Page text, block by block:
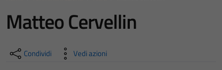
Matteo Cervellin
Condividi Vedi azioni